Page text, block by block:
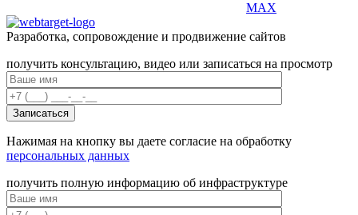
MAX
Разработка, сопровождение и продвижение сайтов
получить консультацию, видео или записаться на просмотр
Нажимая на кнопку вы даете согласие на обработку
персональных данных
получить полную информацию об инфраструктуре